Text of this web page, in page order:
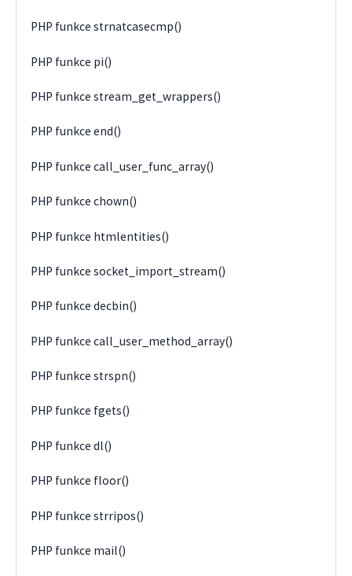
PHP funkce strnatcasecmp()
PHP funkce pi()
PHP funkce stream_get_wrappers()
PHP funkce end()
PHP funkce call_user_func_array()
PHP funkce chown()
PHP funkce htmlentities()
PHP funkce socket_import_stream()
PHP funkce decbin()
PHP funkce call_user_method_array()
PHP funkce strspn()
PHP funkce fgets()
PHP funkce dl()
PHP funkce floor()
PHP funkce strripos()
PHP funkce mail()